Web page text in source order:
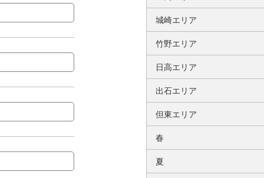
城崎エリア
竹野エリア
日高エリア
出石エリア
但東エリア
春
夏